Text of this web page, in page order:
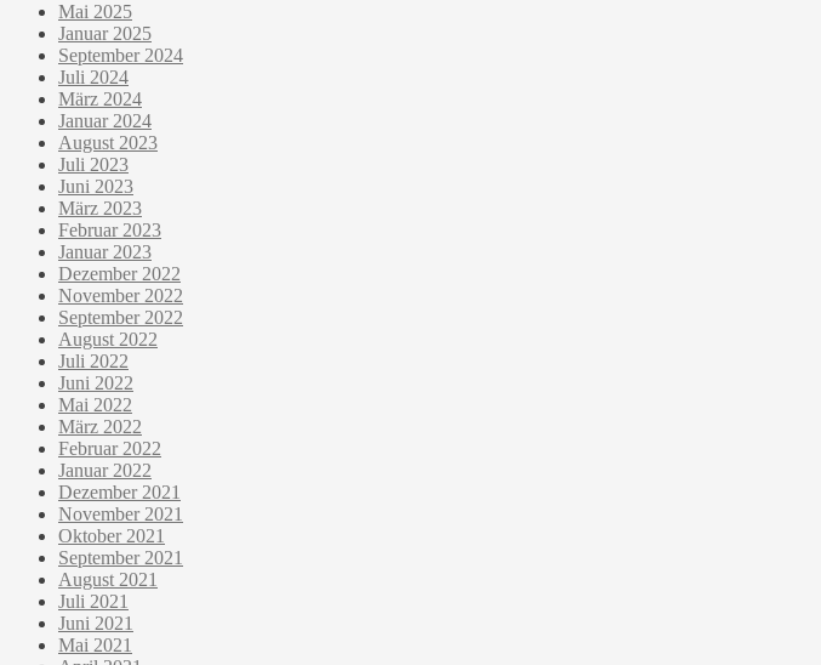
Mai 2025
Januar 2025
September 2024
Juli 2024
März 2024
Januar 2024
August 2023
Juli 2023
Juni 2023
März 2023
Februar 2023
Januar 2023
Dezember 2022
November 2022
September 2022
August 2022
Juli 2022
Juni 2022
Mai 2022
März 2022
Februar 2022
Januar 2022
Dezember 2021
November 2021
Oktober 2021
September 2021
August 2021
Juli 2021
Juni 2021
Mai 2021